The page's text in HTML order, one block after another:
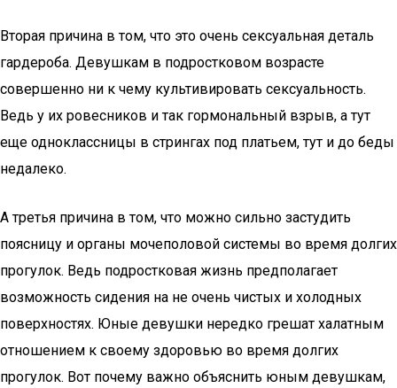
Вторая причина в том, что это очень сексуальная деталь
гардероба. Девушкам в подростковом возрасте
совершенно ни к чему культивировать сексуальность.
Ведь у их ровесников и так гормональный взрыв, а тут
еще одноклассницы в стрингах под платьем, тут и до беды
недалеко.
А третья причина в том, что можно сильно застудить
поясницу и органы мочеполовой системы во время долгих
прогулок. Ведь подростковая жизнь предполагает
возможность сидения на не очень чистых и холодных
поверхностях. Юные девушки нередко грешат халатным
отношением к своему здоровью во время долгих
прогулок. Вот почему важно объяснить юным девушкам,